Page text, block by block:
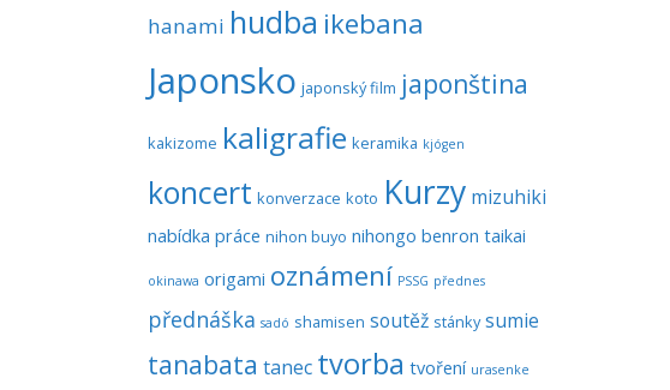
hanami hudba ikebana
Japonsko japonský film japonština
kakizome kaligrafie keramika kjógen
koncert konverzace koto Kurzy mizuhiki
nabídka práce nihon buyo nihongo benron taikai
okinawa origami oznámení PSSG přednes
přednáška sadó shamisen soutěž stánky sumie
tanabata tanec tvorba tvoření urasenke